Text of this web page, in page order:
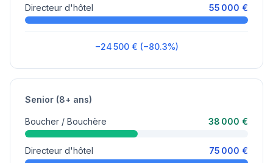
Directeur d'hôtel 55 000 €
−24 500 € (−80.3%)
Senior (8+ ans)
Boucher / Bouchère 38 000 €
Directeur d'hôtel 75 000 €